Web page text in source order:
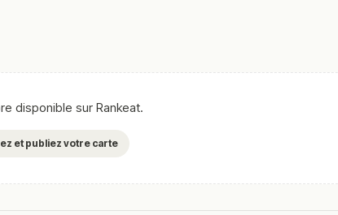
disponible sur Rankeat.
et publiez votre carte